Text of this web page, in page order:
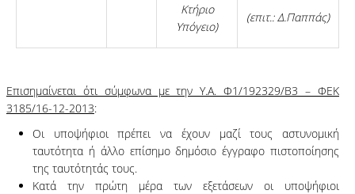
Κτήριο
Υπόγειο)
(επιτ.: Δ.Παππάς)
Επισημαίνεται ότι σύμφωνα με την Υ.Α. Φ1/192329/Β3 – ΦΕΚ
3185/16-12-2013:
Οι υποψήφιοι πρέπει να έχουν μαζί τους αστυνομική
ταυτότητα ή άλλο επίσημο δημόσιο έγγραφο πιστοποίησης
της ταυτότητάς τους.
Κατά την πρώτη μέρα των εξετάσεων οι υποψήφιοι